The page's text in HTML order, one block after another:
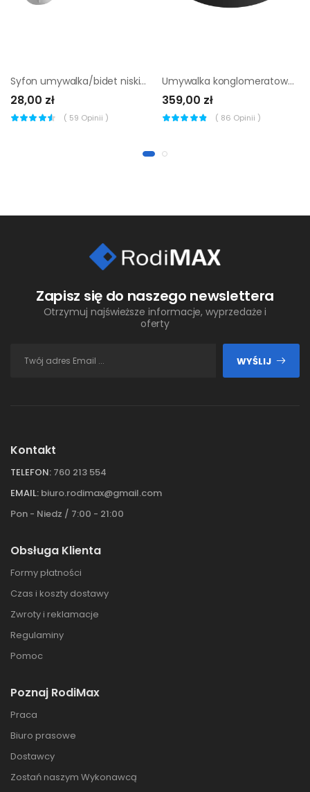
Syfon umywalka/bidet niski MCALPINE
28,00 zł
( 59 Opinii )
Umywalka konglomeratowa nablatowa Capsule Round 38 Sensea
359,00 zł
( 86 Opinii )
Zapisz się do naszego newslettera
Otrzymuj najświeższe informacje, wyprzedaże i
oferty
WYŚLIJ
Kontakt
TELEFON: 760 213 554
EMAIL: biuro.rodimax@gmail.com
Pon - Niedz / 7:00 - 21:00
Obsługa Klienta
Formy płatności
Czas i koszty dostawy
Zwroty i reklamacje
Regulaminy
Pomoc
Poznaj RodiMax
Praca
Biuro prasowe
Dostawcy
Zostań naszym Wykonawcą